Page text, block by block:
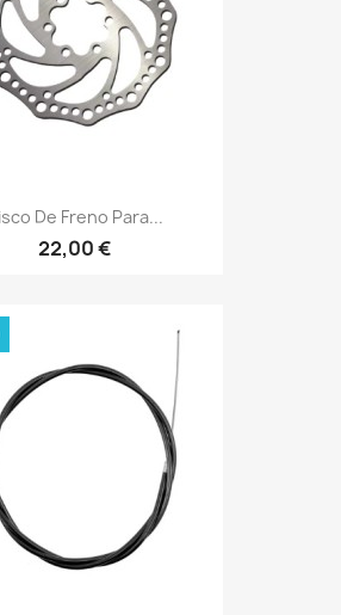
De Freno Para...
22,00 €